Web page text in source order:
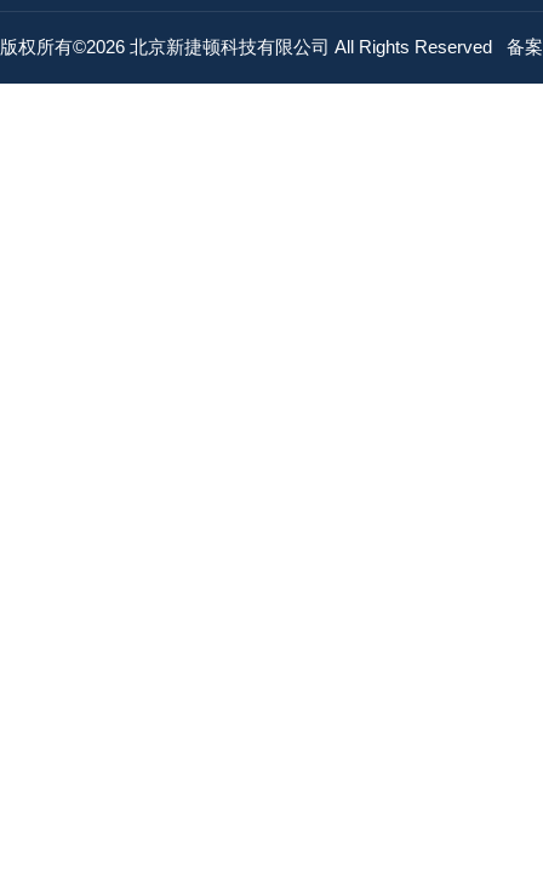
版权所有©2026 北京新捷顿科技有限公司 All Rights Reserved 备